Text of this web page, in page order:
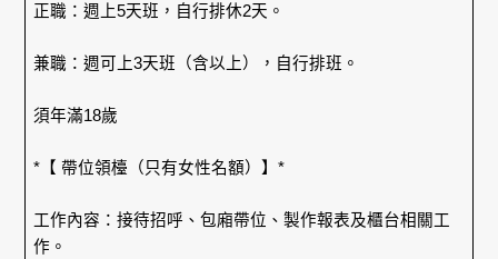
正職：週上5天班，自行排休2天。
兼職：週可上3天班（含以上），自行排班。
須年滿18歲
*【 帶位領檯（只有女性名額）】*
工作內容：接待招呼、包廂帶位、製作報表及櫃台相關工
作。